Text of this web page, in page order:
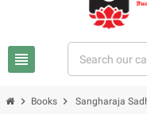
view_headline
chevron_right Books chevron_right Sangharaja